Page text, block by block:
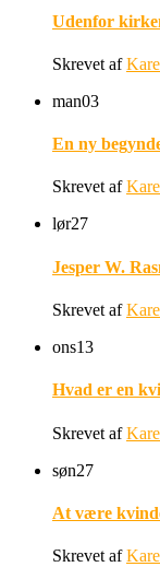
Udenfor
Skrevet af
man03
En ny
Skrevet af
lør27
Jesper W.
Skrevet af
ons13
Hvad er en
Skrevet af
søn27
At være
Skrevet af